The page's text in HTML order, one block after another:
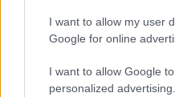
I want to allow my user
Google for online
I want to allow Google
personalized advertising.
fordulójában is az
rákérdeztek, hogy
ott volt Ascher Tamás,
leginkább az operettről,